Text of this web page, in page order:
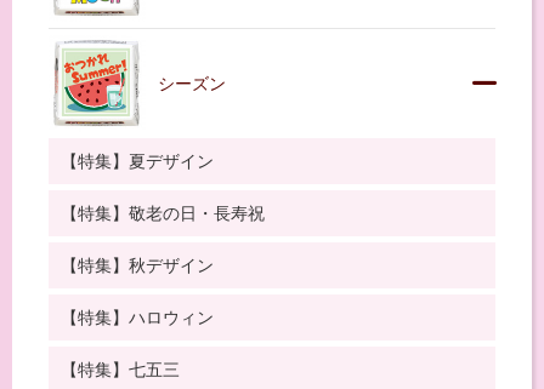
シーズン
【特集】夏デザイン
【特集】敬老の日・長寿祝
【特集】秋デザイン
【特集】ハロウィン
【特集】七五三